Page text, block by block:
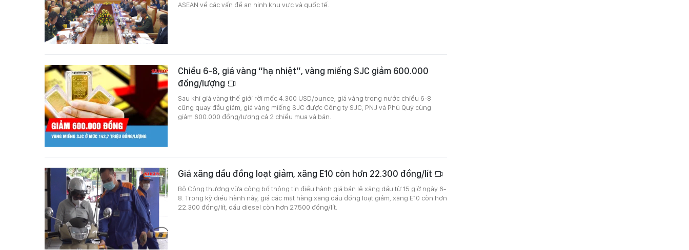
ASEAN về các vấn đề an ninh khu vực và quốc tế.
Chiều 6-8, giá vàng “hạ nhiệt”, vàng miếng SJC giảm 600.000
đồng/lượng
Sau khi giá vàng thế giới rời mốc 4.300 USD/ounce, giá vàng trong nước chiều 6-8
cũng quay đầu giảm, giá vàng miếng SJC được Công ty SJC, PNJ và Phú Quý cùng
giảm 600.000 đồng/lượng cả 2 chiều mua và bán.
Giá xăng dầu đồng loạt giảm, xăng E10 còn hơn 22.300 đồng/lít
Bộ Công thương vừa công bố thông tin điều hành giá bán lẻ xăng dầu từ 15 giờ ngày 6-
8. Trong kỳ điều hành này, giá các mặt hàng xăng dầu đồng loạt giảm, xăng E10 còn hơn
22.300 đồng/lít, dầu diesel còn hơn 27.500 đồng/lít.